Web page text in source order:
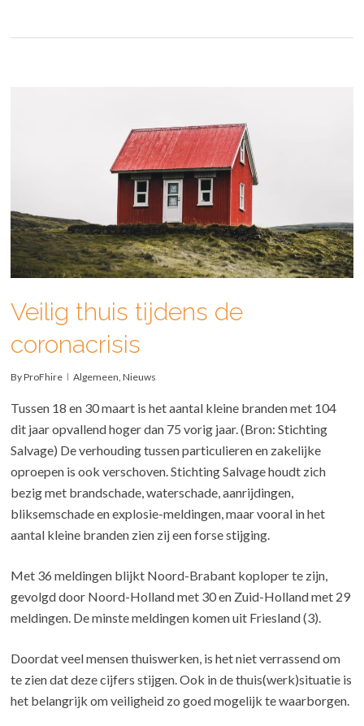
Veilig thuis tijdens de
coronacrisis
ByProFhire Algemeen ,Nieuws
Tussen 18 en 30 maart is het aantal kleine branden met 104
dit jaar opvallend hoger dan 75 vorig jaar. (Bron: Stichting
Salvage) De verhouding tussen particulieren en zakelijke
oproepen is ook verschoven. Stichting Salvage houdt zich
bezig met brandschade, waterschade, aanrijdingen,
bliksemschade en explosie-meldingen, maar vooral in het
aantal kleine branden zien zij een forse stijging.
Met 36 meldingen blijkt Noord-Brabant koploper te zijn,
gevolgd door Noord-Holland met 30 en Zuid-Holland met 29
meldingen. De minste meldingen komen uit Friesland (3).
Doordat veel mensen thuiswerken, is het niet verrassend om
te zien dat deze cijfers stijgen. Ook in de thuis(werk)situatie is
het belangrijk om veiligheid zo goed mogelijk te waarborgen.